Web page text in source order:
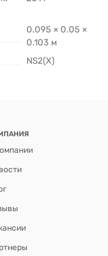
0.095 × 0.05 ×
0.103 м
NS2(X)